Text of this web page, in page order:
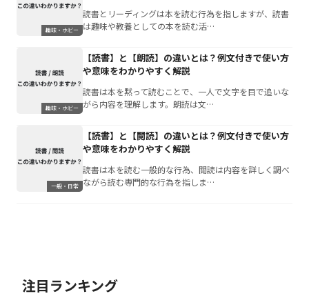
趣味・ホビー
読書とリーディングは本を読む行為を指しますが、読書
は趣味や教養としての本を読む活…
趣味・ホビー
【読書】と【朗読】の違いとは？例文付きで使い方
や意味をわかりやすく解説
読書は本を黙って読むことで、一人で文字を目で追いな
がら内容を理解します。朗読は文…
一般・日常
【読書】と【閲読】の違いとは？例文付きで使い方
や意味をわかりやすく解説
読書は本を読む一般的な行為、閲読は内容を詳しく調べ
ながら読む専門的な行為を指しま…
注目ランキング